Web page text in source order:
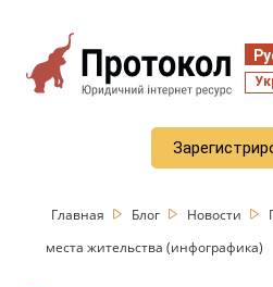
Главная Блог Новости
места жительства (инфографика)